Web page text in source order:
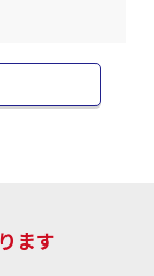
ます